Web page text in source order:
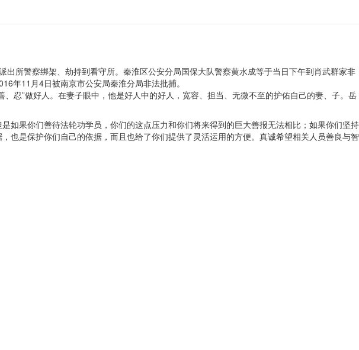
所警察绑架、劫持到看守所。秦淮区公安分局国保大队警察黄水成等于当日下午到肖武群家非
年11月4日被南京市公安局秦淮分局非法批捕。
忍”做好人。在妻子眼中，他是好人中的好人，宽容、担当、无微不至的护佑自己的妻、子。岳
果你们善待法轮功学员，你们的这点压力和你们将来得到的巨大善报无法相比；如果你们坚持
是保护你们自己的依据，而且也给了你们提供了灵活运用的方便。真诚希望相关人员善良与智